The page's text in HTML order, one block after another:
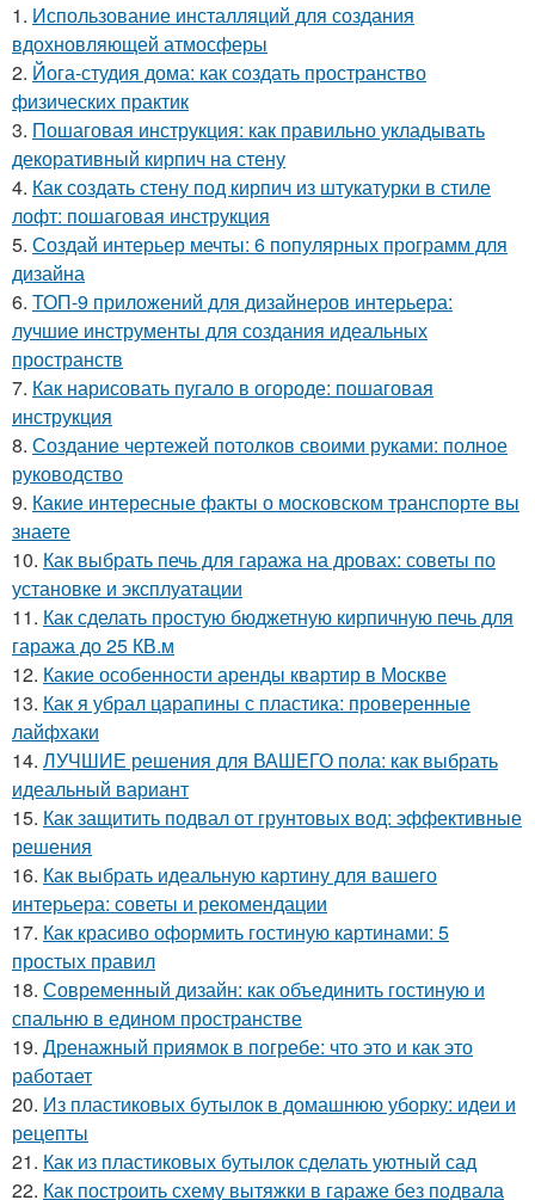
1. Использование инсталляций для создания
вдохновляющей атмосферы
2. Йога-студия дома: как создать пространство
физических практик
3. Пошаговая инструкция: как правильно укладывать
декоративный кирпич на стену
4. Как создать стену под кирпич из штукатурки в стиле
лофт: пошаговая инструкция
5. Создай интерьер мечты: 6 популярных программ для
дизайна
6. ТОП-9 приложений для дизайнеров интерьера:
лучшие инструменты для создания идеальных
пространств
7. Как нарисовать пугало в огороде: пошаговая
инструкция
8. Создание чертежей потолков своими руками: полное
руководство
9. Какие интересные факты о московском транспорте вы
знаете
10. Как выбрать печь для гаража на дровах: советы по
установке и эксплуатации
11. Как сделать простую бюджетную кирпичную печь для
гаража до 25 КВ.м
12. Какие особенности аренды квартир в Москве
13. Как я убрал царапины с пластика: проверенные
лайфхаки
14. ЛУЧШИЕ решения для ВАШЕГО пола: как выбрать
идеальный вариант
15. Как защитить подвал от грунтовых вод: эффективные
решения
16. Как выбрать идеальную картину для вашего
интерьера: советы и рекомендации
17. Как красиво оформить гостиную картинами: 5
простых правил
18. Современный дизайн: как объединить гостиную и
спальню в едином пространстве
19. Дренажный приямок в погребе: что это и как это
работает
20. Из пластиковых бутылок в домашнюю уборку: идеи и
рецепты
21. Как из пластиковых бутылок сделать уютный сад
22. Как построить схему вытяжки в гараже без подвала